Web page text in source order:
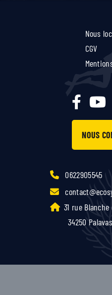
Nous
CGV
NOUS
0622905545
31 rue
34250 Palavas